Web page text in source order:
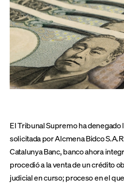
El Tribunal Supremo ha
solicitada por Alcmena Bidco
Catalunya Banc, banco ahora
procedió a la venta de un crédito
judicial en curso; proceso en el